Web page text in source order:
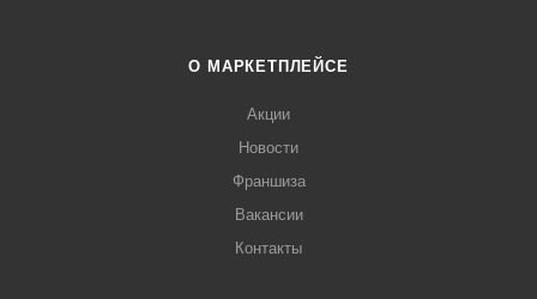
О МАРКЕТПЛЕЙСЕ
Акции
Новости
Франшиза
Вакансии
Контакты